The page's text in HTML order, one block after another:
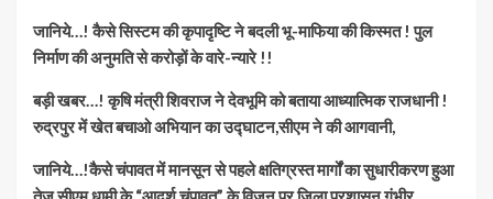
जानिये…! कैसे सिस्टम की कृपादृष्टि ने बदली भू-माफिया की किस्मत ! पुल
निर्माण की अनुमति से करोड़ों के वारे-न्यारे !!
बड़ी खबर…! कृषि मंत्री शिवराज ने देवभूमि को बताया आध्यात्मिक राजधानी !
रुद्रपुर में खेत बचाओ अभियान का उद्घाटन,सीएम ने की आगवानी,
जानिये…!कैसे चंपावत में मानसून से पहले क्षतिग्रस्त मार्गों का सुधारीकरण हुआ